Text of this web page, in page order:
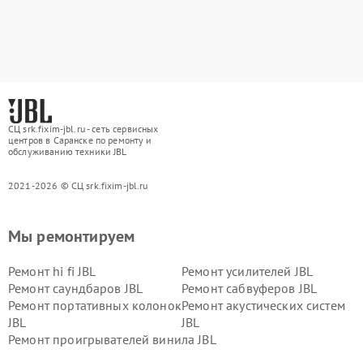
СЦ srk.fixim-jbl.ru - сеть сервисных
центров в Саранске по ремонту и
обслуживанию техники JBL
2021-2026 © СЦ srk.fixim-jbl.ru
Мы ремонтируем
Ремонт hi fi JBL
Ремонт усилителей JBL
Ремонт саундбаров JBL
Ремонт сабвуферов JBL
Ремонт портативных колонок
JBL
Ремонт акустических систем
JBL
Ремонт проигрывателей винила JBL